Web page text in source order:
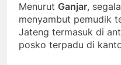
Menurut Ganjar,
menyambut pemudik
Jateng termasuk di
posko terpadu di